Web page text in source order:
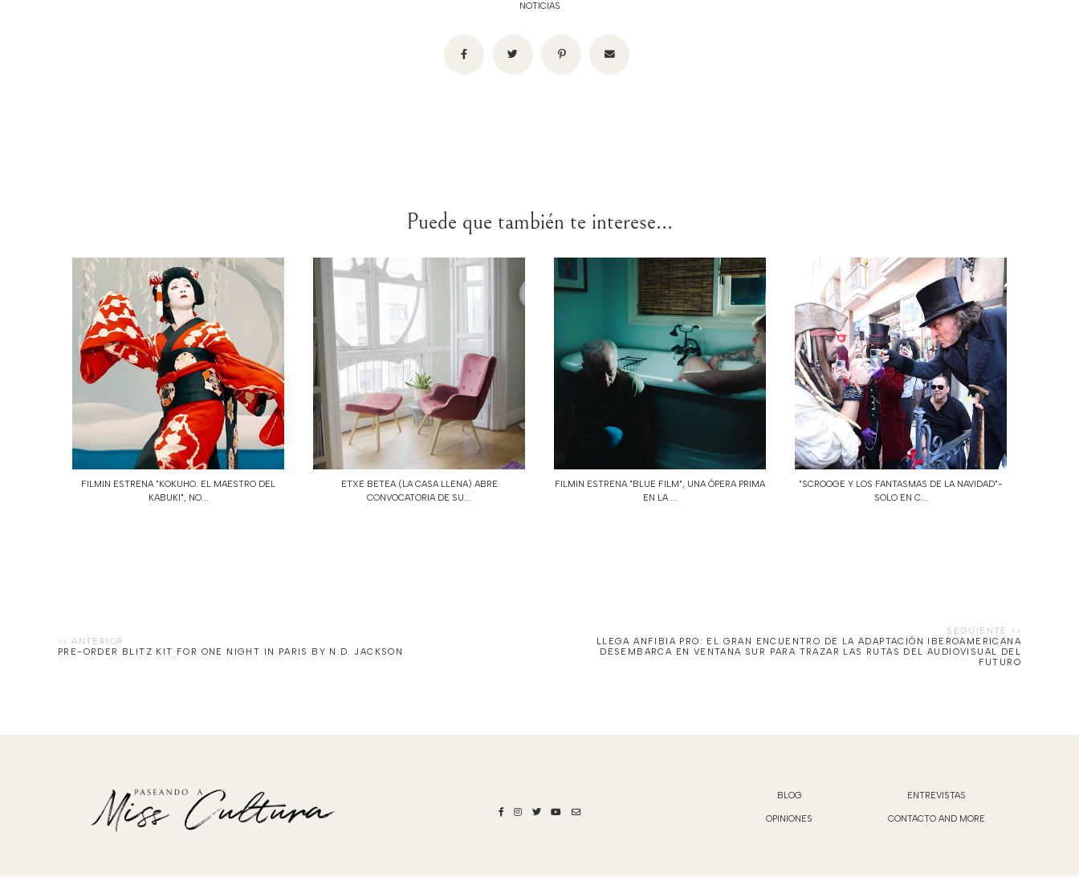
NOTICIAS
Puede que también te interese...
FILMIN ESTRENA "KOKUHO. EL MAESTRO DEL
KABUKI", NO...
ETXE BETEA (LA CASA LLENA) ABRE
CONVOCATORIA DE SU...
FILMIN ESTRENA "BLUE FILM", UNA ÓPERA PRIMA
EN LA ...
"SCROOGE Y LOS FANTASMAS DE LA NAVIDAD"-
SOLO EN C...
PRE-ORDER BLITZ KIT FOR ONE NIGHT IN PARIS BY N.D. JACKSON
LLEGA ANFIBIA PRO: EL GRAN ENCUENTRO DE LA ADAPTACIÓN IBEROAMERICANA
DESEMBARCA EN VENTANA SUR PARA TRAZAR LAS RUTAS DEL AUDIOVISUAL DEL
FUTURO
BLOG ENTREVISTAS
OPINIONES CONTACTO AND MORE